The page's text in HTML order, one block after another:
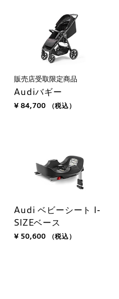
販売店受取限定商品
Audiバギー
¥ 84,700 （税込）
Audi ベビーシート I-
SIZEベース
¥ 50,600 （税込）